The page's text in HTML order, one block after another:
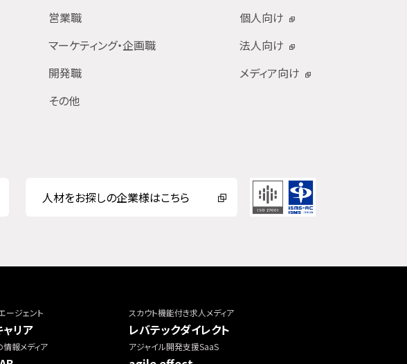
営業職
マーケティング・企画職
開発職
その他
個人向け
法人向け
メディア向け
人材をお探しの企業様はこちら
ージェント
リア
スカウト機能付き求人メディア
レバテックダイレクト
報メディア アジャイル開発支援SaaS